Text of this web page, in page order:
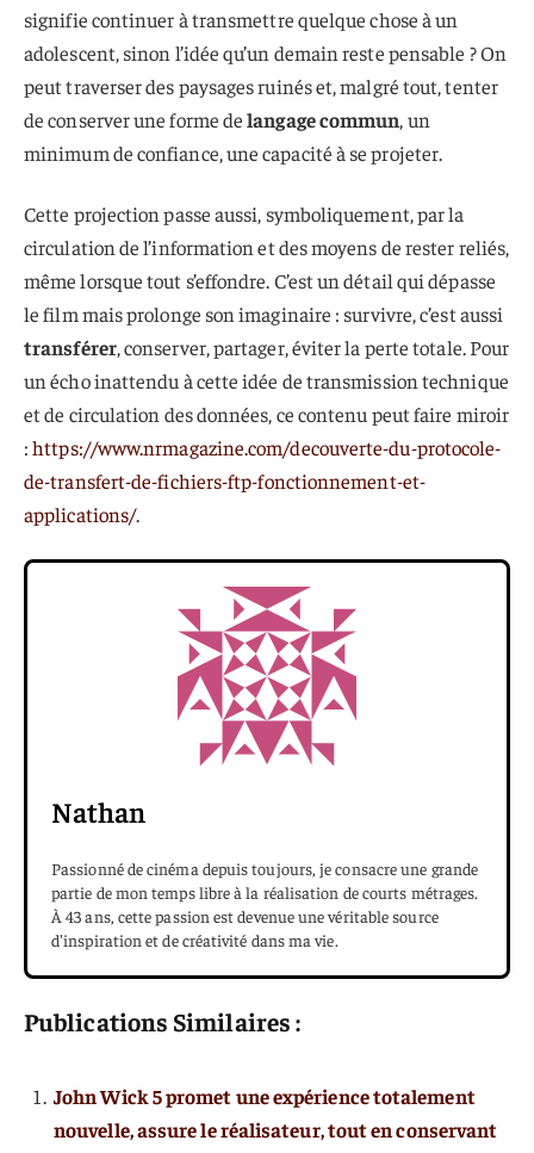
signifie continuer à transmettre quelque chose à un
adolescent, sinon l’idée qu’un demain reste pensable ? On
peut traverser des paysages ruinés et, malgré tout, tenter
de conserver une forme delangage commun, un
minimum de confiance, une capacité à se projeter.
Cette projection passe aussi, symboliquement, par la
circulation de l’information et des moyens de rester reliés,
même lorsque tout s’effondre. C’est un détail qui dépasse
le film mais prolonge son imaginaire : survivre, c’est aussi
transférer, conserver, partager, éviter la perte totale. Pour
un écho inattendu à cette idée de transmission technique
et de circulation des données, ce contenu peut faire miroir
:https://www.nrmagazine.com/decouverte-du-protocole-
de-transfert-de-fichiers-ftp-fonctionnement-et-
applications/.
Nathan
Passionné de cinéma depuis toujours, je consacre une grande
partie de mon temps libre à la réalisation de courts métrages.
À 43 ans, cette passion est devenue une véritable source
d'inspiration et de créativité dans ma vie.
Publications Similaires :
John Wick 5 promet une expérience totalement
nouvelle, assure le réalisateur, tout en conservant